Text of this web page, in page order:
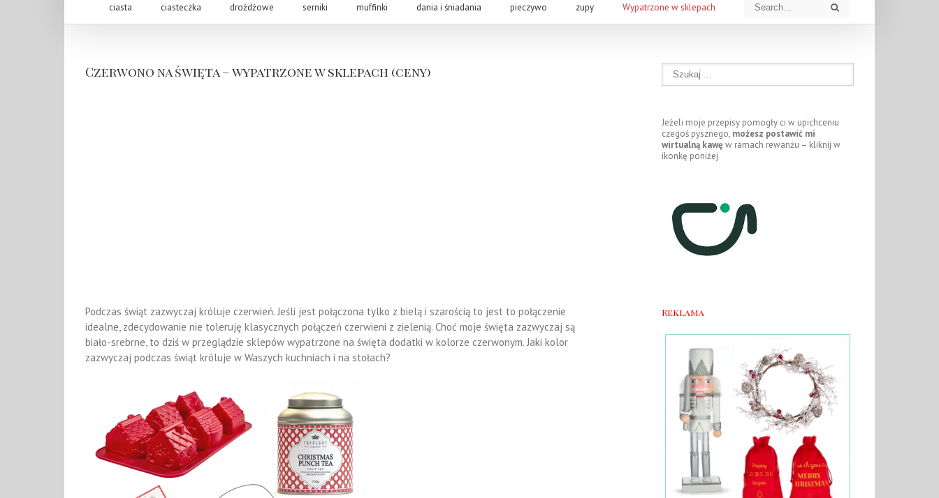
ciasta ciasteczka drożdżowe serniki muffinki dania i śniadania pieczywo zupy Wypatrzone w sklepach
Czerwono na święta – wypatrzone w sklepach (ceny)
Podczas świąt zazwyczaj króluje czerwień. Jeśli jest połączona tylko z bielą i szarością to jest to połączenie
idealne, zdecydowanie nie toleruję klasycznych połączeń czerwieni z zielenią. Choć moje święta zazwyczaj są
biało-srebrne, to dziś w przeglądzie sklepów wypatrzone na święta dodatki w kolorze czerwonym. Jaki kolor
zazwyczaj podczas świąt króluje w Waszych kuchniach i na stołach?
Jeżeli moje przepisy pomogły ci w upichceniu
czegoś pysznego, możesz postawić mi
wirtualną kawę w ramach rewanżu – kliknij w
ikonkę poniżej
Reklama